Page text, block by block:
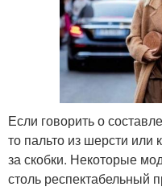
Если говорить о
то пальто из шерсти
за скобки. Некоторые
столь респектабельный